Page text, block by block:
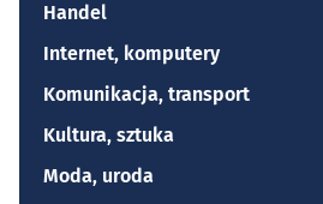
Handel
Internet, komputery
Komunikacja, transport
Kultura, sztuka
Moda, uroda